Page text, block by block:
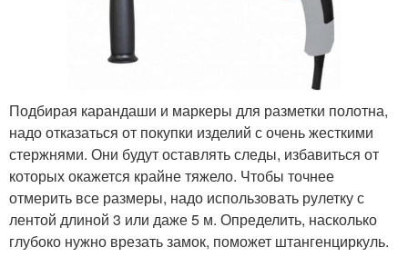
Подбирая карандаши и маркеры для разметки полотна,
надо отказаться от покупки изделий с очень жесткими
стержнями. Они будут оставлять следы, избавиться от
которых окажется крайне тяжело. Чтобы точнее
отмерить все размеры, надо использовать рулетку с
лентой длиной 3 или даже 5 м. Определить, насколько
глубоко нужно врезать замок, поможет штангенциркуль.